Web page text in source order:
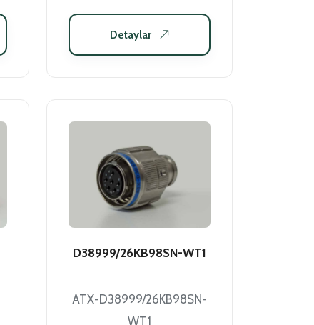
Detaylar
D38999/26KB98SN-WT1
ATX-D38999/26KB98SN-
WT1